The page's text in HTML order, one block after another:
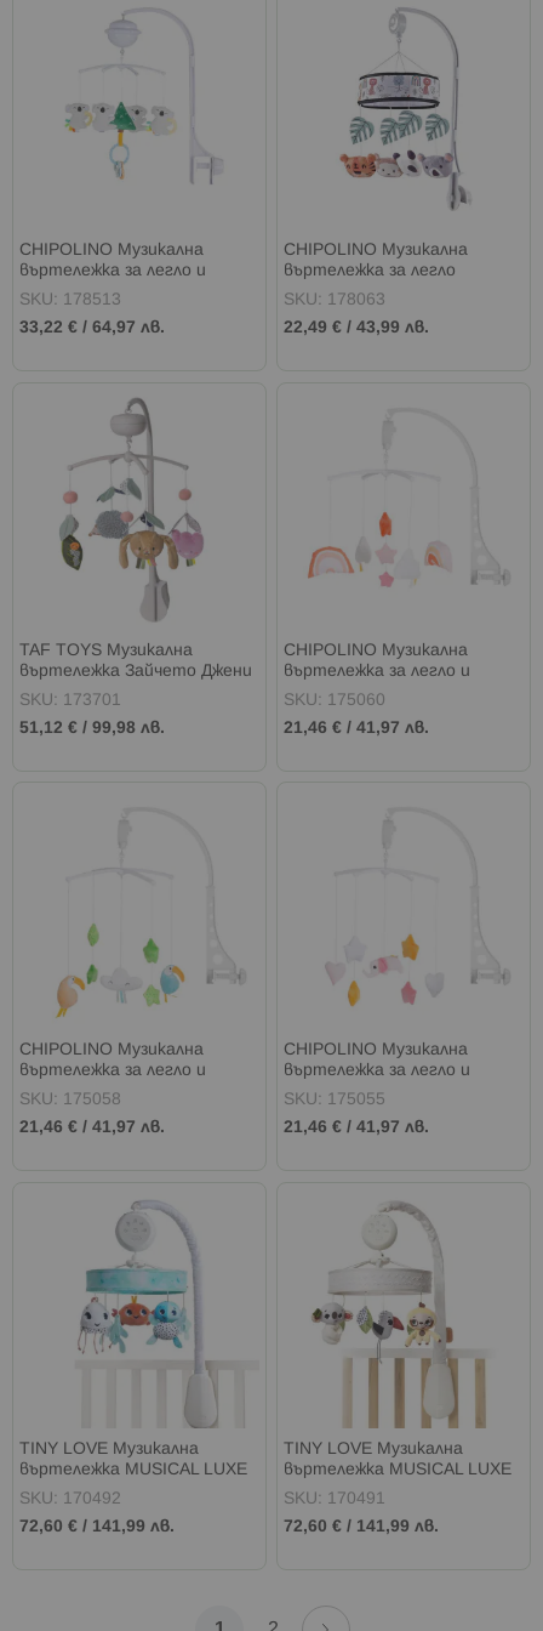
CHIPOLINO Музикална
въртележка за легло и
кошара с проектор КОАЛА
SKU: 178513
33,22 € / 64,97 лв.
CHIPOLINO Музикална
въртележка за легло
ТРОПИК
SKU: 178063
22,49 € /43,99 лв.
TAF TOYS Музикална
въртележка Зайчето Джени
и приятели
SKU: 173701
51,12 € / 99,98 лв.
CHIPOLINO Музикална
въртележка за легло и
кошара ЦВЕТНИ ОБЛАЧЕТА
SKU: 175060
21,46 € /41,97 лв.
CHIPOLINO Музикална
въртележка за легло и
кошара ПАПАГАЛИ
SKU: 175058
21,46 € / 41,97 лв.
CHIPOLINO Музикална
въртележка за легло и
кошара РОЗОВО СЛОНЧЕ
SKU: 175055
21,46 € /41,97 лв.
TINY LOVE Музикална
въртележка MUSICAL LUXE
OCEAN
SKU: 170492
72,60 € / 141,99 лв.
TINY LOVE Музикална
въртележка MUSICAL LUXE
BOHO CHIC
SKU: 170491
72,60 € / 141,99 лв.
СтраницаСтраница
Напред